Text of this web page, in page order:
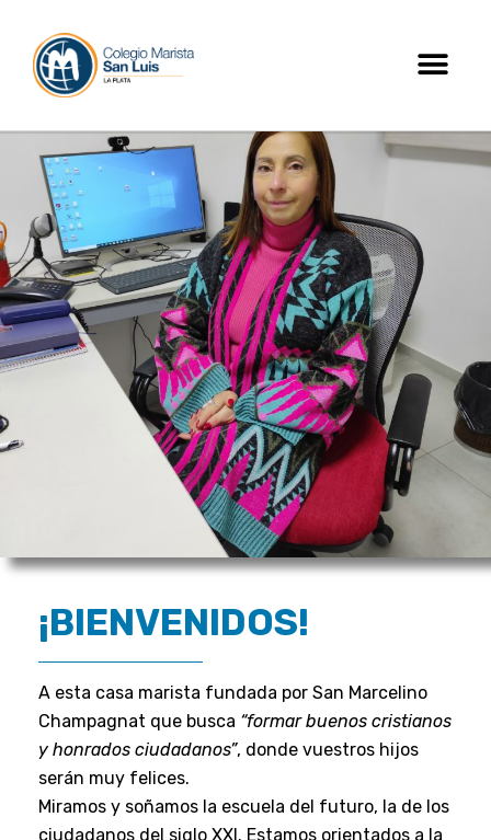
¡BIENVENIDOS!
A esta casa marista fundada por San Marcelino
Champagnat que busca “formar buenos cristianos
y honrados ciudadanos”, donde vuestros hijos
serán muy felices.
Miramos y soñamos la escuela del futuro, la de los
ciudadanos del siglo XXI. Estamos orientados a la